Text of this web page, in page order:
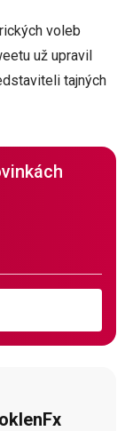
voleb
už upravil
tajných